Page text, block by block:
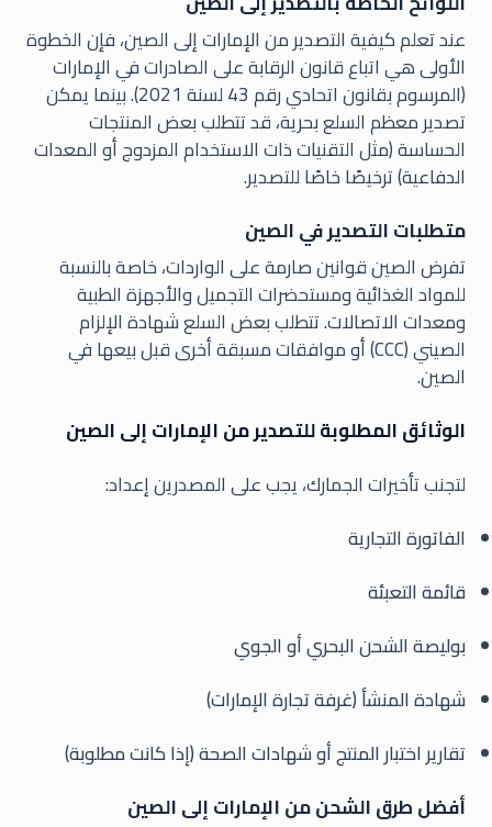
عند تعلم كيفية التصدير من الإمارات إلى الصين، فإن الخطوة
الأولى هي اتباع قانون الرقابة على الصادرات في الإمارات
(المرسوم بقانون اتحادي رقم 43 لسنة 2021). بينما يمكن
تصدير معظم السلع بحرية، قد تتطلب بعض المنتجات
الحساسة (مثل التقنيات ذات الاستخدام المزدوج أو المعدات
الدفاعية) ترخيصًا خاصًا للتصدير.
متطلبات التصدير في الصين
تفرض الصين قوانين صارمة على الواردات، خاصة بالنسبة
للمواد الغذائية ومستحضرات التجميل والأجهزة الطبية
ومعدات الاتصالات. تتطلب بعض السلع شهادة الإلزام
الصيني (CCC) أو موافقات مسبقة أخرى قبل بيعها في
الصين.
الوثائق المطلوبة للتصدير من الإمارات إلى الصين
لتجنب تأخيرات الجمارك، يجب على المصدرين إعداد:
الفاتورة التجارية
قائمة التعبئة
بوليصة الشحن البحري أو الجوي
شهادة المنشأ (غرفة تجارة الإمارات)
تقارير اختبار المنتج أو شهادات الصحة (إذا كانت مطلوبة)
أفضل طرق الشحن من الإمارات إلى الصين